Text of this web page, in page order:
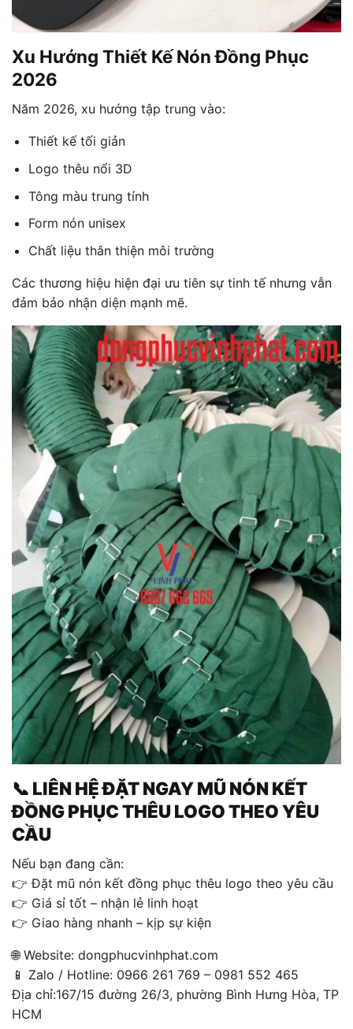
Xu Hướng Thiết Kế Nón Đồng Phục
2026
Năm 2026, xu hướng tập trung vào:
Thiết kế tối giản
Logo thêu nổi 3D
Tông màu trung tính
Form nón unisex
Chất liệu thân thiện môi trường
Các thương hiệu hiện đại ưu tiên sự tinh tế nhưng vẫn
đảm bảo nhận diện mạnh mẽ.
📞 LIÊN HỆ ĐẶT NGAY MŨ NÓN KẾT
ĐỒNG PHỤC THÊU LOGO THEO YÊU
CẦU
Nếu bạn đang cần:
👉 Đặt mũ nón kết đồng phục thêu logo theo yêu cầu
👉 Giá sỉ tốt – nhận lẻ linh hoạt
👉 Giao hàng nhanh – kịp sự kiện
🌐 Website: dongphucvinhphat.com
📱 Zalo / Hotline: 0966 261 769 – 0981 552 465
Địa chỉ:167/15 đường 26/3, phường Bình Hưng Hòa, TP
HCM